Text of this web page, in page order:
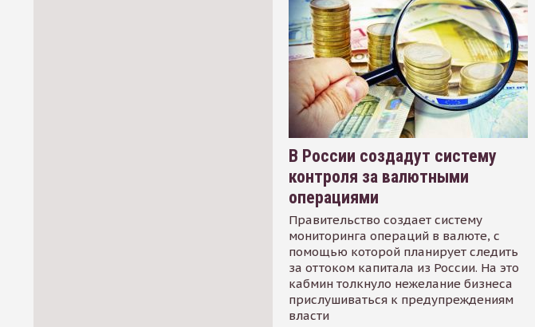
В России создадут систему
контроля за валютными
операциями
Правительство создает систему
мониторинга операций в валюте, с
помощью которой планирует следить
за оттоком капитала из России. На это
кабмин толкнуло нежелание бизнеса
прислушиваться к предупреждениям
власти